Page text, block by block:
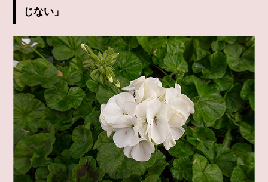
じない」